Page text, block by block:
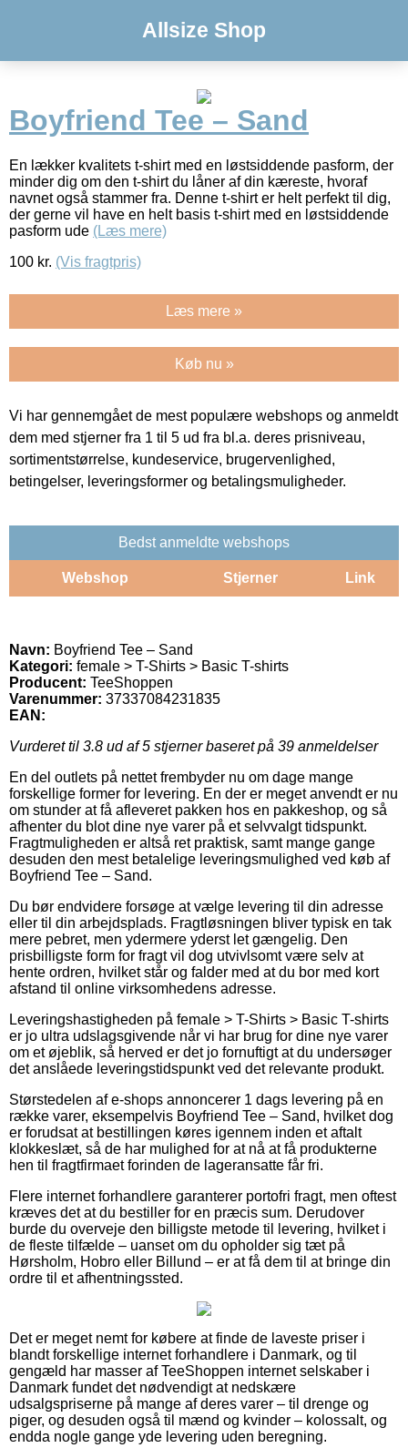
Allsize Shop
Boyfriend Tee – Sand
En lækker kvalitets t-shirt med en løstsiddende pasform, der
minder dig om den t-shirt du låner af din kæreste, hvoraf
navnet også stammer fra. Denne t-shirt er helt perfekt til dig,
der gerne vil have en helt basis t-shirt med en løstsiddende
pasform ude (Læs mere)
100 kr. (Vis fragtpris)
Læs mere »
Køb nu »
Vi har gennemgået de mest populære webshops og anmeldt
dem med stjerner fra 1 til 5 ud fra bl.a. deres prisniveau,
sortimentstørrelse, kundeservice, brugervenlighed,
betingelser, leveringsformer og betalingsmuligheder.
Bedst anmeldte webshops
Webshop Stjerner Link
Navn: Boyfriend Tee – Sand
Kategori: female > T-Shirts > Basic T-shirts
Producent: TeeShoppen
Varenummer: 37337084231835
EAN:
Vurderet til 3.8 ud af 5 stjerner baseret på 39 anmeldelser
En del outlets på nettet frembyder nu om dage mange
forskellige former for levering. En der er meget anvendt er nu
om stunder at få afleveret pakken hos en pakkeshop, og så
afhenter du blot dine nye varer på et selvvalgt tidspunkt.
Fragtmuligheden er altså ret praktisk, samt mange gange
desuden den mest betalelige leveringsmulighed ved køb af
Boyfriend Tee – Sand.
Du bør endvidere forsøge at vælge levering til din adresse
eller til din arbejdsplads. Fragtløsningen bliver typisk en tak
mere pebret, men ydermere yderst let gængelig. Den
prisbilligste form for fragt vil dog utvivlsomt være selv at
hente ordren, hvilket står og falder med at du bor med kort
afstand til online virksomhedens adresse.
Leveringshastigheden på female > T-Shirts > Basic T-shirts
er jo ultra udslagsgivende når vi har brug for dine nye varer
om et øjeblik, så herved er det jo fornuftigt at du undersøger
det anslåede leveringstidspunkt ved det relevante produkt.
Størstedelen af e-shops annoncerer 1 dags levering på en
række varer, eksempelvis Boyfriend Tee – Sand, hvilket dog
er forudsat at bestillingen køres igennem inden et aftalt
klokkeslæt, så de har mulighed for at nå at få produkterne
hen til fragtfirmaet forinden de lageransatte får fri.
Flere internet forhandlere garanterer portofri fragt, men oftest
kræves det at du bestiller for en præcis sum. Derudover
burde du overveje den billigste metode til levering, hvilket i
de fleste tilfælde – uanset om du opholder sig tæt på
Hørsholm, Hobro eller Billund – er at få dem til at bringe din
ordre til et afhentningssted.
Det er meget nemt for købere at finde de laveste priser i
blandt forskellige internet forhandlere i Danmark, og til
gengæld har masser af TeeShoppen internet selskaber i
Danmark fundet det nødvendigt at nedskære
udsalgspriserne på mange af deres varer – til drenge og
piger, og desuden også til mænd og kvinder – kolossalt, og
endda nogle gange yde levering uden beregning.